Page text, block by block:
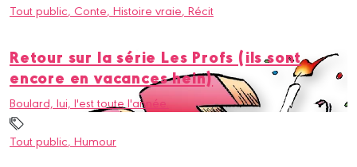
Tout public, Conte, Histoire vraie, Récit
Retour sur la série Les Profs (ils sont
encore en vacances hein)
Boulard, lui, l'est toute l'année.
Tout public, Humour